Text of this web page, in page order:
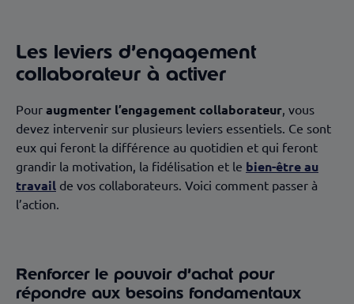
Les leviers d’engagement
collaborateur à activer
Pour augmenter l’engagement collaborateur, vous
devez intervenir sur plusieurs leviers essentiels. Ce sont
eux qui feront la différence au quotidien et qui feront
grandir la motivation, la fidélisation et le bien-être au
travail de vos collaborateurs. Voici comment passer à
l’action.
Renforcer le pouvoir d’achat pour
répondre aux besoins fondamentaux